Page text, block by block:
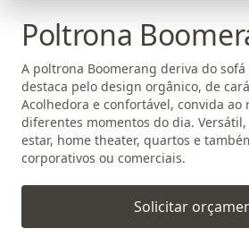
Poltrona
A poltrona Boomerang deriva do
destaca pelo design orgânico, de
Acolhedora e confortável, convida ao
diferentes momentos do dia.
estar, home theater, quartos e
corporativos ou comerciais.
Solicitar